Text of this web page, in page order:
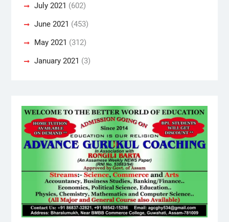
July 2021 (602)
June 2021 (453)
May 2021 (312)
January 2021 (3)